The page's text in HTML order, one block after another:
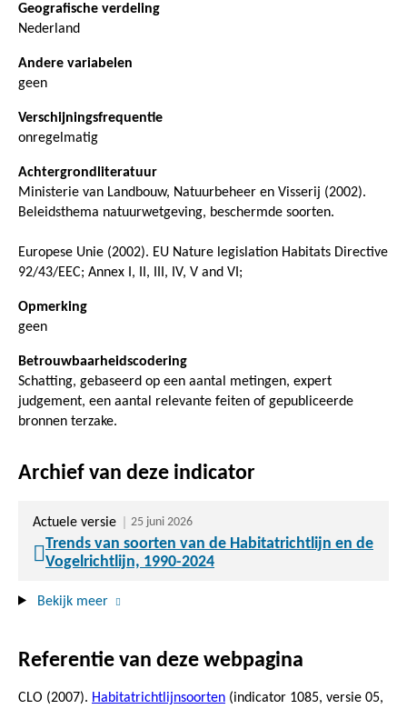
Geografische verdeling
Nederland
Andere variabelen
geen
Verschijningsfrequentie
onregelmatig
Achtergrondliteratuur
Ministerie van Landbouw, Natuurbeheer en Visserij (2002).
Beleidsthema natuurwetgeving, beschermde soorten.
Europese Unie (2002). EU Nature legislation Habitats Directive
92/43/EEC; Annex I, II, III, IV, V and VI;
Opmerking
geen
Betrouwbaarheidscodering
Schatting, gebaseerd op een aantal metingen, expert
judgement, een aantal relevante feiten of gepubliceerde
bronnen terzake.
Archief van deze indicator
Actuele versie 25 juni 2026
Trends van soorten van de Habitatrichtlijn en de
Vogelrichtlijn, 1990-2024
Bekijk meer
Referentie van deze webpagina
CLO (2007). Habitatrichtlijnsoorten (indicator 1085, versie 05,